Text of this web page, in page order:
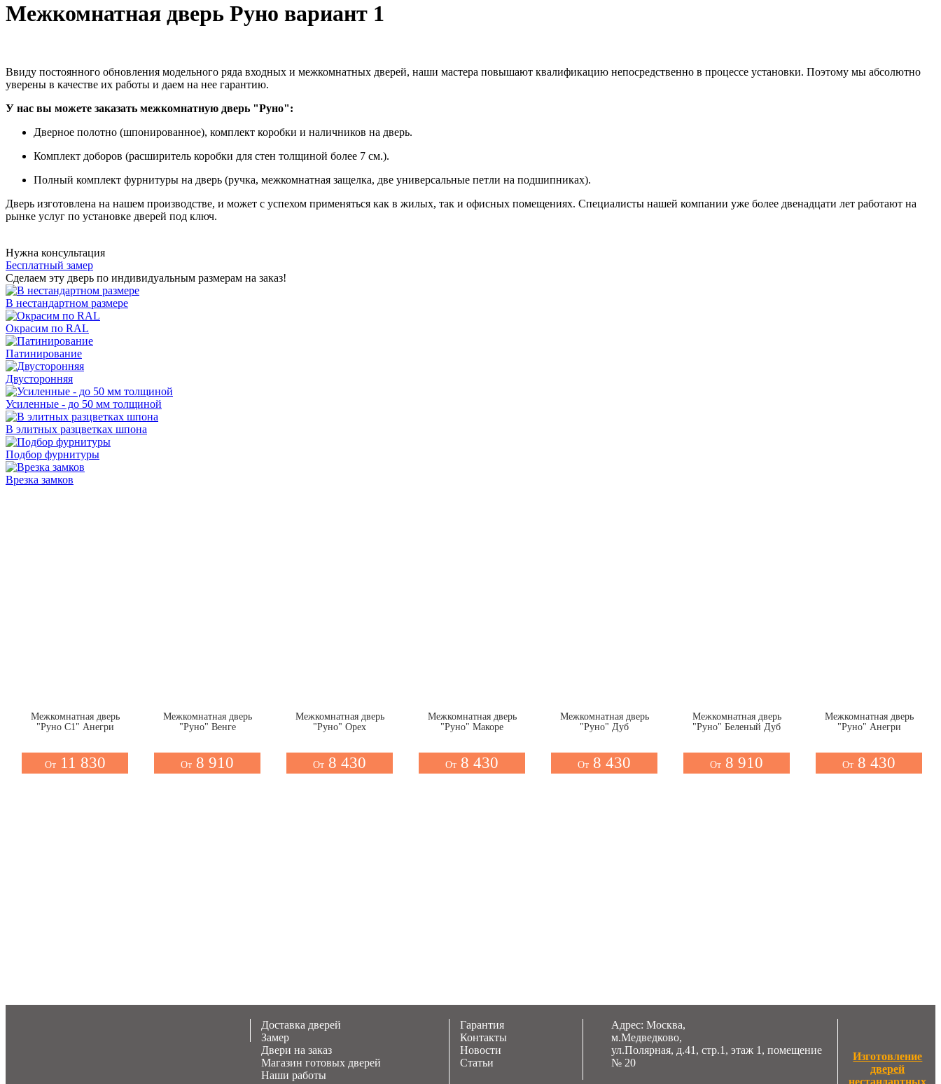
Межкомнатная дверь Руно вариант 1
Ввиду постоянного обновления модельного ряда входных и межкомнатных дверей, наши мастера повышают квалификацию непосредственно в процессе установки. Поэтому мы абсолютно
уверены в качестве их работы и даем на нее гарантию.
У нас вы можете заказать межкомнатную дверь "Руно":
Дверное полотно (шпонированное), комплект коробки и наличников на дверь.
Комплект доборов (расширитель коробки для стен толщиной более 7 см.).
Полный комплект фурнитуры на дверь (ручка, межкомнатная защелка, две универсальные петли на подшипниках).
Дверь изготовлена на нашем производстве, и может с успехом применяться как в жилых, так и офисных помещениях. Специалисты нашей компании уже более двенадцати лет работают на
рынке услуг по установке дверей под ключ.
Нужна консультация
Бесплатный замер
Сделаем эту дверь по индивидуальным размерам на заказ!
В нестандартном размере
Окрасим по RAL
Патинирование
Двусторонняя
Усиленные - до 50 мм толщиной
В элитных разцветках шпона
Подбор фурнитуры
Врезка замков
Межкомнатная дверь
"Руно С1" Анегри
От11 830
Межкомнатная дверь
"Руно" Венге
От 8 910
Межкомнатная дверь
"Руно" Орех
От 8 430
Межкомнатная дверь
"Руно" Макоре
От 8 430
Межкомнатная дверь
"Руно" Дуб
От 8 430
Межкомнатная дверь
"Руно" Беленый Дуб
От 8 910
Межкомнатная дверь
"Руно" Анегри
От 8 430
Доставка дверей
Замер
Двери на заказ
Магазин готовых дверей
Наши работы
Гарантия
Контакты
Новости
Статьи
Адрес: Москва,
м.Медведково,
ул.Полярная, д.41, стр.1, этаж 1, помещение
№ 20
Изготовление
дверей
нестандартных